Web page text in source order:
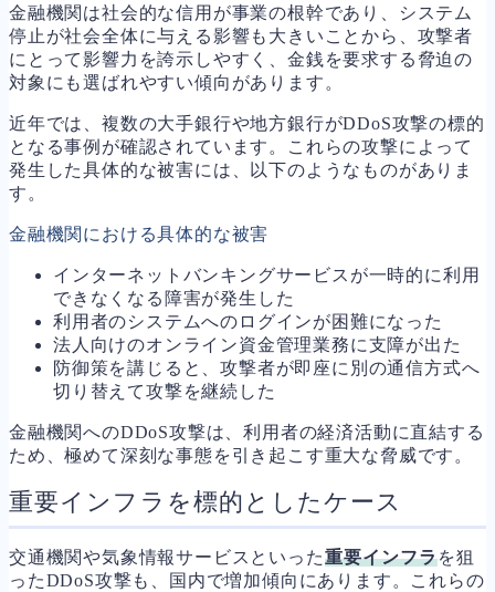
金融機関は社会的な信用が事業の根幹であり、システム
停止が社会全体に与える影響も大きいことから、攻撃者
にとって影響力を誇示しやすく、金銭を要求する脅迫の
対象にも選ばれやすい傾向があります。
近年では、複数の大手銀行や地方銀行がDDoS攻撃の標的
となる事例が確認されています。これらの攻撃によって
発生した具体的な被害には、以下のようなものがありま
す。
金融機関における具体的な被害
インターネットバンキングサービスが一時的に利用
できなくなる障害が発生した
利用者のシステムへのログインが困難になった
法人向けのオンライン資金管理業務に支障が出た
防御策を講じると、攻撃者が即座に別の通信方式へ
切り替えて攻撃を継続した
金融機関へのDDoS攻撃は、利用者の経済活動に直結する
ため、極めて深刻な事態を引き起こす重大な脅威です。
重要インフラを標的としたケース
交通機関や気象情報サービスといった重要インフラを狙
ったDDoS攻撃も、国内で増加傾向にあります。これらの